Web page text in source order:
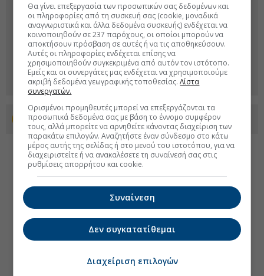
Προσθέστε το euro2day.gr στο Discover
Θα γίνει επεξεργασία των προσωπικών σας δεδομένων και
οι πληροφορίες από τη συσκευή σας (cookie, μοναδικά
αναγνωριστικά και άλλα δεδομένα συσκευής) ενδέχεται να
κοινοποιηθούν σε 237 παρόχους, οι οποίοι μπορούν να
αποκτήσουν πρόσβαση σε αυτές ή να τις αποθηκεύσουν.
Αυτές οι πληροφορίες ενδέχεται επίσης να
χρησιμοποιηθούν συγκεκριμένα από αυτόν τον ιστότοπο.
Εμείς και οι συνεργάτες μας ενδέχεται να χρησιμοποιούμε
ακριβή δεδομένα γεωγραφικής τοποθεσίας.Λίστα
συνεργατών.
Ορισμένοι προμηθευτές μπορεί να επεξεργάζονται τα
προσωπικά δεδομένα σας με βάση το έννομο συμφέρον
τους, αλλά μπορείτε να αρνηθείτε κάνοντας διαχείριση των
παρακάτω επιλογών. Αναζητήστε έναν σύνδεσμο στο κάτω
μέρος αυτής της σελίδας ή στο μενού του ιστοτόπου, για να
διαχειριστείτε ή να ανακαλέσετε τη συναίνεσή σας στις
ρυθμίσεις απορρήτου και cookie.
Συναίνεση
Δεν συγκατατίθεμαι
Διαχείριση επιλογών